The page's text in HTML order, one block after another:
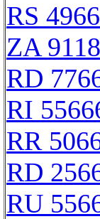
RS
ZA
RD
RI
RR
RD
RU